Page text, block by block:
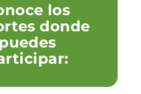
los
donde
puedes